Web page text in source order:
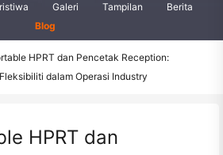
Galeri Tampilan
Berita
Blog
HPRT dan Pencetak Reception:
dalam Operasi Industry
HPRT dan